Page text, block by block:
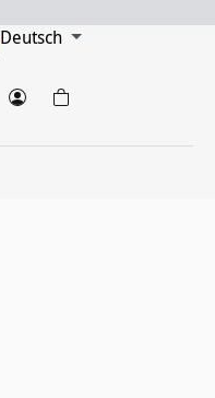
Deutsch